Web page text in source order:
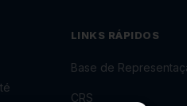
LINKS RÁPIDOS
Base de
CRS